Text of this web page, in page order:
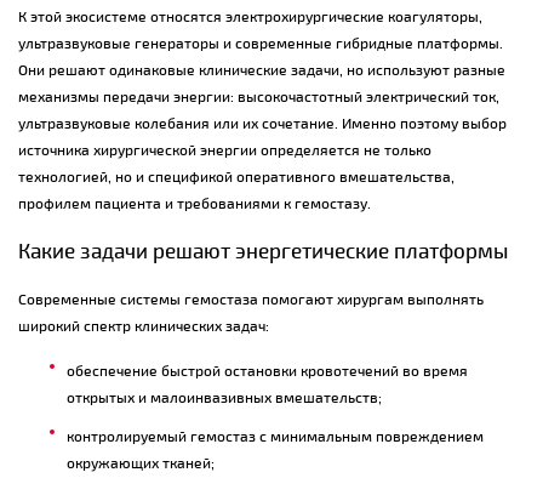
К этой экосистеме относятся электрохирургические коагуляторы,
ультразвуковые генераторы и современные гибридные платформы.
Они решают одинаковые клинические задачи, но используют разные
механизмы передачи энергии: высокочастотный электрический ток,
ультразвуковые колебания или их сочетание. Именно поэтому выбор
источника хирургической энергии определяется не только
технологией, но и спецификой оперативного вмешательства,
профилем пациента и требованиями к гемостазу.
Какие задачи решают энергетические платформы
Современные системы гемостаза помогают хирургам выполнять
широкий спектр клинических задач:
обеспечение быстрой остановки кровотечений во время
открытых и малоинвазивных вмешательств;
контролируемый гемостаз с минимальным повреждением
окружающих тканей;